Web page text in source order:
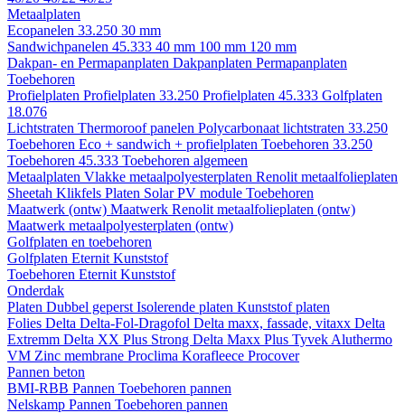
Metaalplaten
Ecopanelen 33.250 30 mm
Sandwichpanelen 45.333 40 mm 100 mm 120 mm
Dakpan- en Permapanplaten Dakpanplaten Permapanplaten
Toebehoren
Profielplaten Profielplaten 33.250 Profielplaten 45.333 Golfplaten
18.076
Lichtstraten Thermoroof panelen Polycarbonaat lichtstraten 33.250
Toebehoren Eco + sandwich + profielplaten Toebehoren 33.250
Toebehoren 45.333 Toebehoren algemeen
Metaalplaten Vlakke metaalpolyesterplaten Renolit metaalfolieplaten
Sheetah Klikfels Platen Solar PV module Toebehoren
Maatwerk (ontw) Maatwerk Renolit metaalfolieplaten (ontw)
Maatwerk metaalpolyesterplaten (ontw)
Golfplaten en toebehoren
Golfplaten Eternit Kunststof
Toebehoren Eternit Kunststof
Onderdak
Platen Dubbel geperst Isolerende platen Kunststof platen
Folies Delta Delta-Fol-Dragofol Delta maxx, fassade, vitaxx Delta
Extremm Delta XX Plus Strong Delta Maxx Plus Tyvek Aluthermo
VM Zinc membrane Proclima Korafleece Procover
Pannen beton
BMI-RBB Pannen Toebehoren pannen
Nelskamp Pannen Toebehoren pannen